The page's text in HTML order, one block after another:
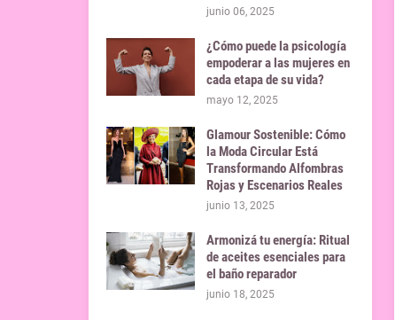
junio 06, 2025
¿Cómo puede la psicología
empoderar a las mujeres en
cada etapa de su vida?
mayo 12, 2025
Glamour Sostenible: Cómo
la Moda Circular Está
Transformando Alfombras
Rojas y Escenarios Reales
junio 13, 2025
Armonizá tu energía: Ritual
de aceites esenciales para
el baño reparador
junio 18, 2025